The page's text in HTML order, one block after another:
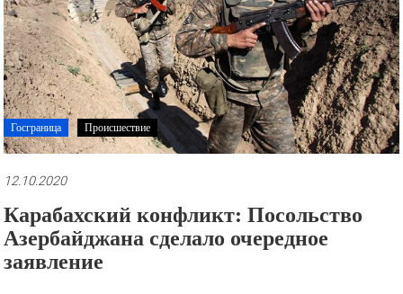
рекламные
ролики
и
презентации.
Госграница Происшествие
12.10.2020
Карабахский конфликт: Посольство
Азербайджана сделало очередное
заявление